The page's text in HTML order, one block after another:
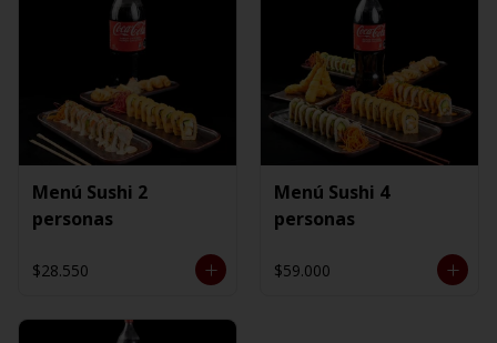
Menú Sushi 2
personas
$28.550
Menú Sushi 4
personas
$59.000